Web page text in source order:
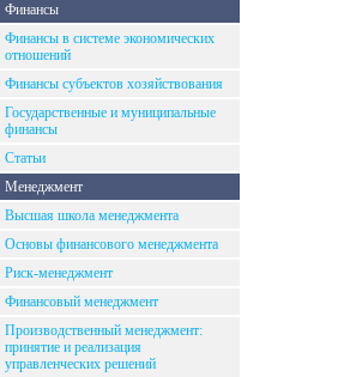
Финансы
Финансы в системе экономических
отношений
Финансы субъектов хозяйствования
Государственные и муниципальные
финансы
Статьи
Менеджмент
Высшая школа менеджмента
Основы финансового менеджмента
Риск-менеджмент
Финансовый менеджмент
Производственный менеджмент:
принятие и реализация
управленческих решений